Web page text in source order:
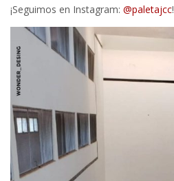
¡Seguimos en Instagram: @paletajcc!